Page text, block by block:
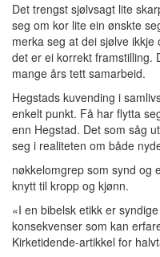
Det trengst sjølvsagt lite
seg om kor lite ein ønskte
merka seg at dei sjølve
det er ei korrekt framstilling.
mange års tett samarbeid.
Hegstads kuvending i
enkelt punkt. Få har flytta
enn Hegstad. Det som såg
seg i realiteten om både
nøkkelomgrep som synd og
knytt til kropp og kjønn.
«I en bibelsk etikk er
konsekvenser som kan
Kirketidende-artikkel for